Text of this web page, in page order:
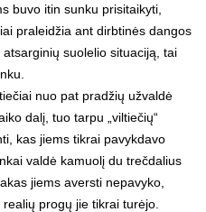
buvo itin sunku prisitaikyti,
praleidžia ant dirbtinės dangos
suolelio situaciją, tai
nuo pat pradžių užvaldė
dalį, tuo tarpu „viltiečių“
kas jiems tikrai pavykdavo
valdė kamuolį du trečdalius
jiems aversti nepavyko,
progų jie tikrai turėjo.